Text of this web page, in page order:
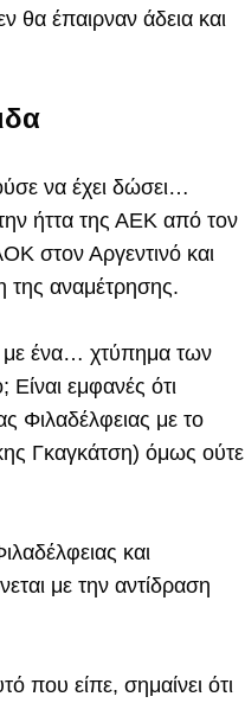
θα έπαιρναν άδεια και
να έχει δώσει…
ήττα της ΑΕΚ από τον
στον Αργεντινό και
της αναμέτρησης.
με ένα… χτύπημα των
Είναι εμφανές ότι
Φιλαδέλφειας με το
Γκαγκάτση) όμως ούτε
και
με την αντίδραση
που είπε, σημαίνει ότι